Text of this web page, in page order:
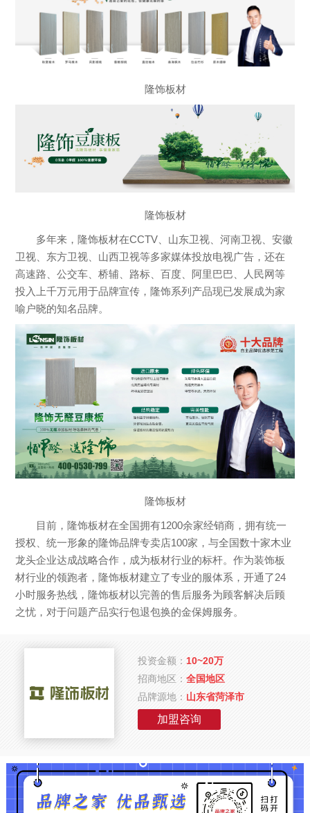
隆饰板材
隆饰板材
多年来，隆饰板材在CCTV、山东卫视、河南卫视、安徽
卫视、东方卫视、山西卫视等多家媒体投放电视广告，还在
高速路、公交车、桥辅、路标、百度、阿里巴巴、人民网等
投入上千万元用于品牌宣传，隆饰系列产品现已发展成为家
喻户晓的知名品牌。
隆饰板材
目前，隆饰板材在全国拥有1200余家经销商，拥有统一
授权、统一形象的隆饰品牌专卖店100家，与全国数十家木业
龙头企业达成战略合作，成为板材行业的标杆。作为装饰板
材行业的领跑者，隆饰板材建立了专业的服体系，开通了24
小时服务热线，隆饰板材以完善的售后服务为顾客解决后顾
之忧，对于问题产品实行包退包换的金保姆服务。
投资金额： 10~20万
招商地区：全国地区
品牌源地： 山东省菏泽市
加盟咨询